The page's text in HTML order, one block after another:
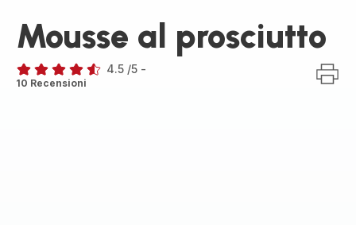
Mousse al prosciutto
ratings.4.5
4.5 /5 -
10 Recensioni